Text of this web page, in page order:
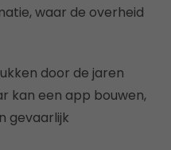
waar de overheid
door de jaren
kan een app bouwen,
gevaarlijk